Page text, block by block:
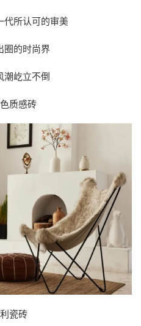
代所认可的审美
圈的时尚界
潮屹立不倒
质感砖
瓷砖